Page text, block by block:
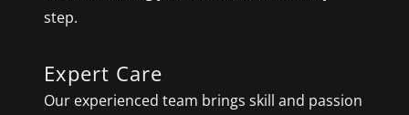
step.
Expert Care
Our experienced team brings skill and passion